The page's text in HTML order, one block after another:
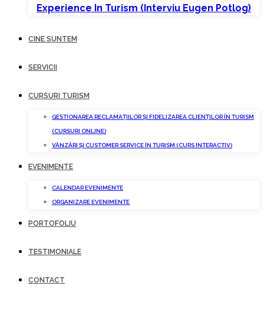
Experience In Turism (interviu Eugen Potlog)
CINE SUNTEM
SERVICII
CURSURI TURISM
GESTIONAREA RECLAMAȚIILOR ȘI FIDELIZAREA CLIENȚILOR ÎN TURISM
(CURSURI ONLINE)
VÂNZĂRI ȘI CUSTOMER SERVICE ÎN TURISM (CURS INTERACTIV)
EVENIMENTE
CALENDAR EVENIMENTE
ORGANIZARE EVENIMENTE
PORTOFOLIU
TESTIMONIALE
CONTACT